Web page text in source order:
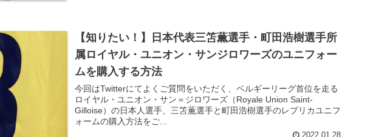
【知りたい！】日本代表三笘薫選手・町田浩樹選手所
属ロイヤル・ユニオン・サンジロワーズのユニフォー
ムを購入する方法
今回はTwitterにてよくご質問をいただく、ベルギーリーグ首位を走る
ロイヤル・ユニオン・サン＝ジロワーズ（Royale Union Saint-
Gilloise）の日本人選手、三笘薫選手と町田浩樹選手のレプリカユニフ
ォームの購入方法をご...
2022.01.28